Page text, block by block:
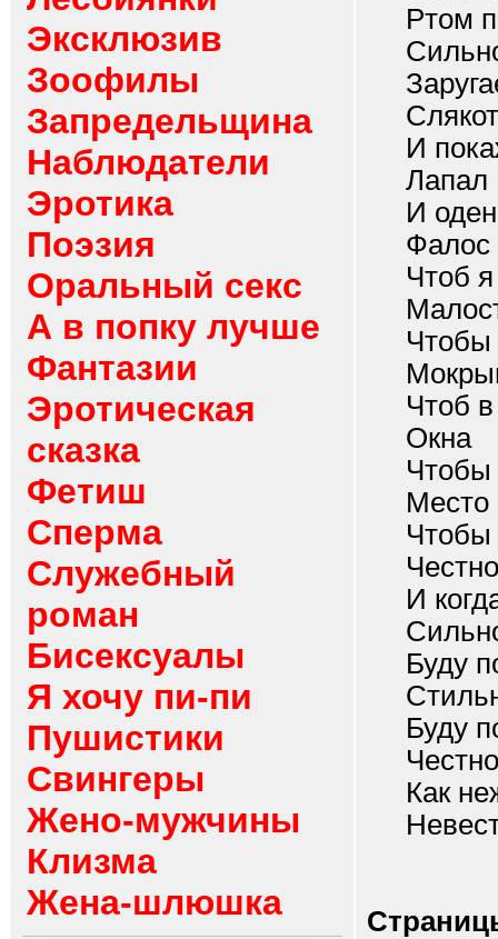
Эксклюзив
Зоофилы
Запредельщина
Наблюдатели
Эротика
Поэзия
Оральный секс
А в попку лучше
Фантазии
Эротическая
сказка
Фетиш
Сперма
Служебный
роман
Бисексуалы
Я хочу пи-пи
Пушистики
Свингеры
Жено-мужчины
Клизма
Жена-шлюшка
Ртом
И
Лапал
И
Фалос
Чтоб я
Чтобы
Чтоб в
Окна
Чтобы
Место
Чтобы
Честно
И
Буду
Буду
Честно
Как